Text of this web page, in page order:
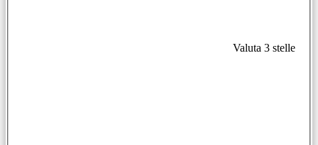
Valuta 3 stelle